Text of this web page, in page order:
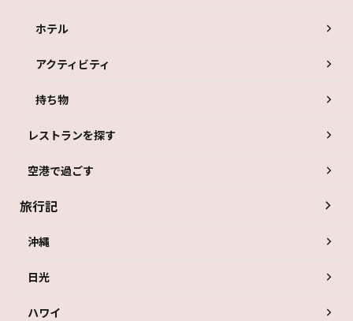
ホテル
アクティビティ
持ち物
レストランを探す
空港で過ごす
旅行記
沖縄
日光
ハワイ